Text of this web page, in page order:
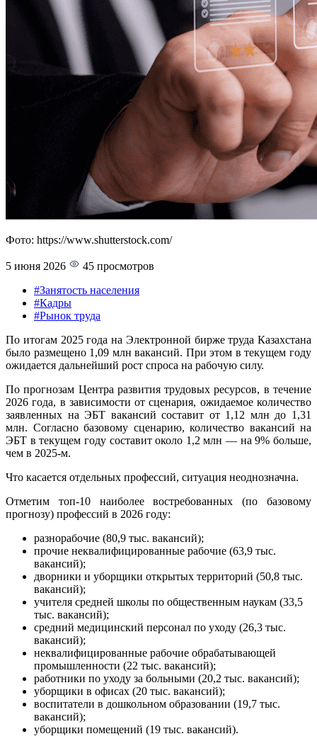
Фото: https://www.shutterstock.com/
5 июня 2026
45 просмотров
#Занятость населения
#Кадры
#Рынок труда
По итогам 2025 года на Электронной бирже труда Казахстана
было размещено 1,09 млн вакансий. При этом в текущем году
ожидается дальнейший рост спроса на рабочую силу.
По прогнозам Центра развития трудовых ресурсов, в течение
2026 года, в зависимости от сценария, ожидаемое количество
заявленных на ЭБТ вакансий составит от 1,12 млн до 1,31
млн. Согласно базовому сценарию, количество вакансий на
ЭБТ в текущем году составит около 1,2 млн — на 9% больше,
чем в 2025-м.
Что касается отдельных профессий, ситуация неоднозначна.
Отметим топ-10 наиболее востребованных (по базовому
прогнозу) профессий в 2026 году:
разнорабочие (80,9 тыс. вакансий);
прочие неквалифицированные рабочие (63,9 тыс.
вакансий);
дворники и уборщики открытых территорий (50,8 тыс.
вакансий);
учителя средней школы по общественным наукам (33,5
тыс. вакансий);
средний медицинский персонал по уходу (26,3 тыс.
вакансий);
неквалифицированные рабочие обрабатывающей
промышленности (22 тыс. вакансий);
работники по уходу за больными (20,2 тыс. вакансий);
уборщики в офисах (20 тыс. вакансий);
воспитатели в дошкольном образовании (19,7 тыс.
вакансий);
уборщики помещений (19 тыс. вакансий).